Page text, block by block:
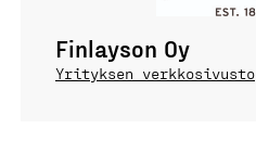
Finlayson Oy
Yrityksen verkkosivusto